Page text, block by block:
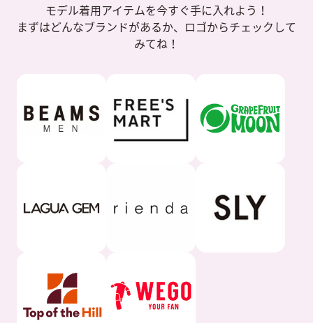
モデル着用アイテムを今すぐ手に入れよう！
まずはどんなブランドがあるか、ロゴからチェックして
みてね！